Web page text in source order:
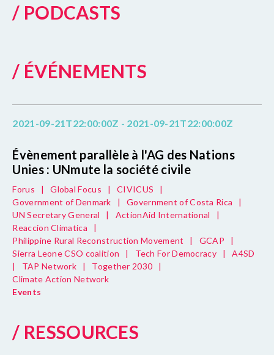
/ PODCASTS
/ ÉVÉNEMENTS
2021-09-21T22:00:00Z - 2021-09-21T22:00:00Z
Évènement parallèle à l'AG des Nations
Unies : UNmute la société civile
Forus | Global Focus | CIVICUS
|
Government of Denmark
| Government of Costa Rica
|
UN Secretary General
| ActionAid International
|
Reaccion Climatica
|
Philippine Rural Reconstruction Movement
| GCAP
|
Sierra Leone CSO coalition
| Tech For Democracy |
A4SD
|
TAP Network | Together 2030
|
Climate Action Network
Events
/ RESSOURCES